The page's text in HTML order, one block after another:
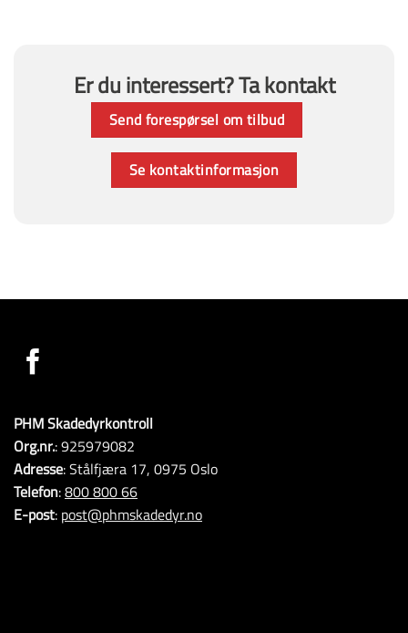
Er du interessert? Ta kontakt
Send forespørsel om tilbud
Se kontaktinformasjon
PHM Skadedyrkontroll
Org.nr.: 925979082
Adresse: Stålfjæra 17, 0975 Oslo
Telefon:800 800 66
E-post: post@phmskadedyr.no